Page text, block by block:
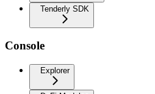
Tenderly SDK
Console
Explorer